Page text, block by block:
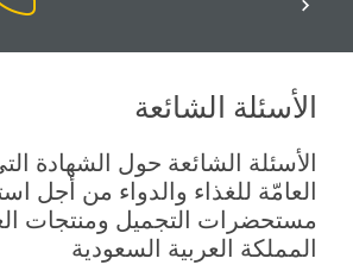
الأسئلة الشائعة
الأسئلة الشائعة حول الشهادة
العامّة للغذاء والدواء من أجل
مستحضرات التجميل ومنتجات
المملكة العربية السعودية